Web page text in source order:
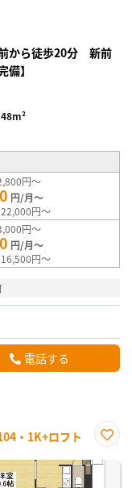
前から徒歩20分 新前
】
48m²
円～
円/月～
円～
円～
円/月～
円～
電話する
・1K+ロフト
に入